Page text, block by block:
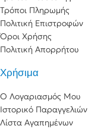
Τρόποι Πληρωμής
Πολιτική Επιστροφών
Όροι Χρήσης
Πολιτική Απορρήτου
Χρήσιμα
Ο Λογαριασμός Μου
Ιστορικό Παραγγελιών
Λίστα Αγαπημένων